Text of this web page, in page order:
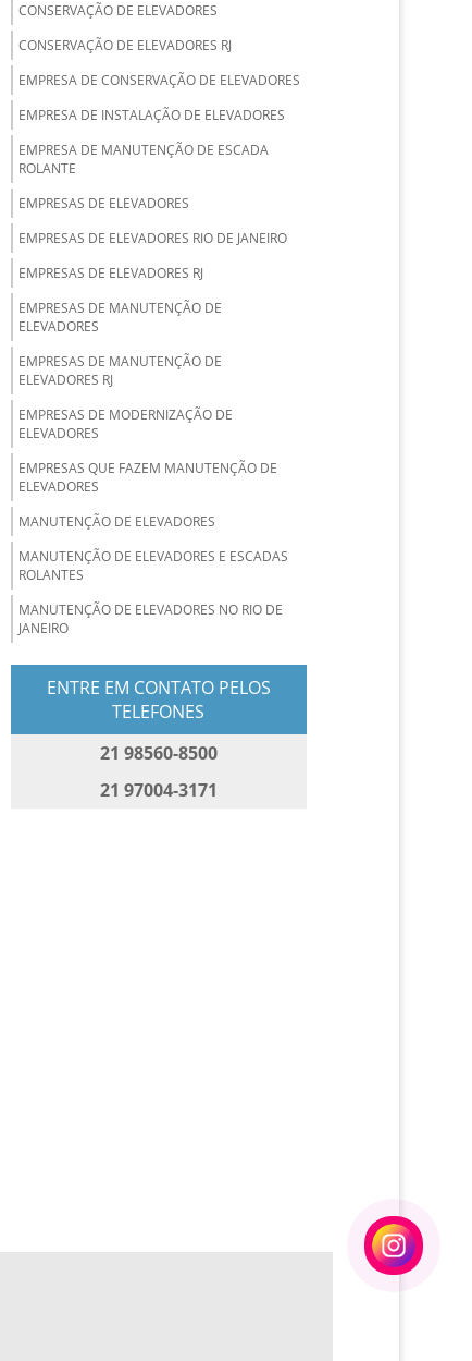
CONSERVAÇÃO DE ELEVADORES
CONSERVAÇÃO DE ELEVADORES RJ
EMPRESA DE CONSERVAÇÃO DE ELEVADORES
EMPRESA DE INSTALAÇÃO DE ELEVADORES
EMPRESA DE MANUTENÇÃO DE ESCADA
ROLANTE
EMPRESAS DE ELEVADORES
EMPRESAS DE ELEVADORES RIO DE JANEIRO
EMPRESAS DE ELEVADORES RJ
EMPRESAS DE MANUTENÇÃO DE
ELEVADORES
EMPRESAS DE MANUTENÇÃO DE
ELEVADORES RJ
EMPRESAS DE MODERNIZAÇÃO DE
ELEVADORES
EMPRESAS QUE FAZEM MANUTENÇÃO DE
ELEVADORES
MANUTENÇÃO DE ELEVADORES
MANUTENÇÃO DE ELEVADORES E ESCADAS
ROLANTES
MANUTENÇÃO DE ELEVADORES NO RIO DE
JANEIRO
MANUTENÇÃO DE ELEVADORES PREDIAIS
MANUTENÇÃO DE ELEVADORES
MANUTENÇÃO DE ESCADA ROLANTE
MANUTENÇÃO E CONSERVAÇÃO DE
ENTRE EM CONTATO PELOS
TELEFONES
21 98560-8500
21 97004-3171